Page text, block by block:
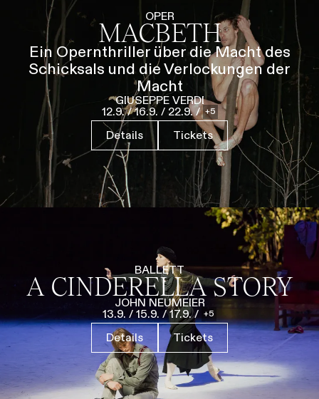
Führungen Jobs Kontakt
OPER
MACBETH
Ein Opernthriller über die Macht des
Schicksals und die Verlockungen der
Macht
GIUSEPPE VERDI
12.9. / 16.9. / 22.9. / 5
Details Tickets
BALLETT
A CINDERELLA STORY
JOHN NEUMEIER
13.9. / 15.9. / 17.9. / 5
Details Tickets